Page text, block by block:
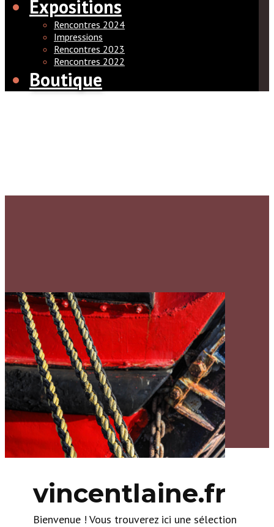
Expositions
Rencontres 2024
Impressions
Rencontres 2023
Rencontres 2022
Boutique
vincentlaine.fr
Bienvenue ! Vous trouverez ici une sélection